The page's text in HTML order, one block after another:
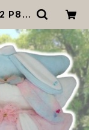
P86
返品